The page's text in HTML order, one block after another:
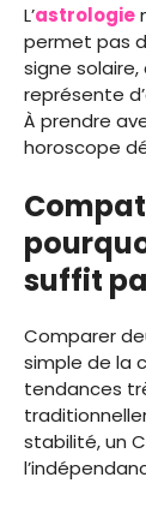
L’astrologie
permet pas
signe
représente
À prendre
horoscope
suffit
Comparer
simple de la
tendances
stabilité, un